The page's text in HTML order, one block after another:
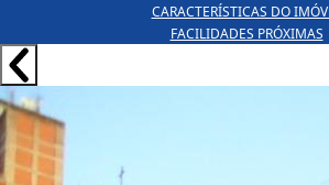
CARACTERÍSTICAS DO
FACILIDADES PRÓXIMAS